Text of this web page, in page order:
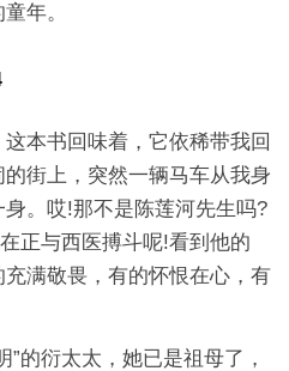
年。
本书回味着，它依稀带我回
街上，突然一辆马车从我身
。哎!那不是陈莲河先生吗?
正与西医搏斗呢!看到他的
满敬畏，有的怀恨在心，有
的衍太太，她已是祖母了，